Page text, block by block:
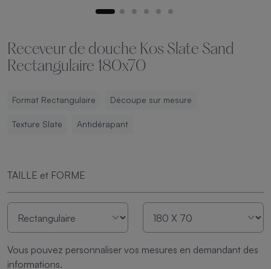
Receveur de douche Kos Slate Sand
Rectangulaire 180x70
Format Rectangulaire Découpe sur mesure
Texture Slate Antidérapant
TAILLE et FORME
Vous pouvez personnaliser vos mesures en demandant des
informations.